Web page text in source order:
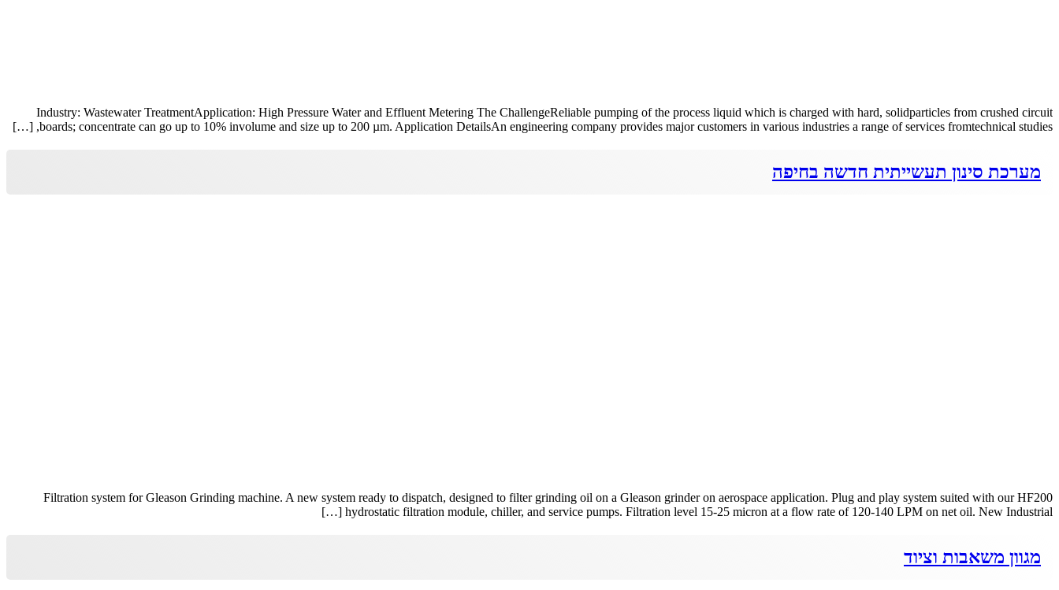
Industry: Wastewater TreatmentApplication: High Pressure Water and Effluent Metering The ChallengeReliable pumping of the process liquid which is charged with hard, solidparticles from crushed circuit
boards; concentrate can go up to 10% involume and size up to 200 µm. Application DetailsAn engineering company provides major customers in various industries a range of services fromtechnical studies, […]
מערכת סינון תעשייתית חדשה בחיפה
Filtration system for Gleason Grinding machine. A new system ready to dispatch, designed to filter grinding oil on a Gleason grinder on aerospace application. Plug and play system suited with our HF200
hydrostatic filtration module, chiller, and service pumps. Filtration level 15-25 micron at a flow rate of 120-140 LPM on net oil. New Industrial […]
מגוון משאבות וציוד